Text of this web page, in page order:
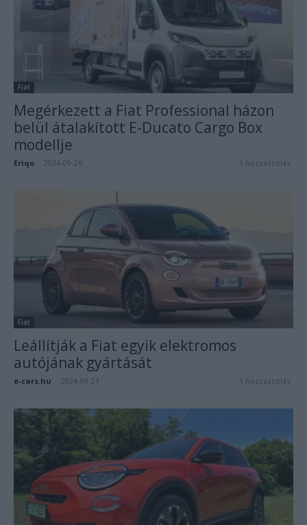
Fiat
Megérkezett a Fiat Professional házon
belül átalakított E-Ducato Cargo Box
modellje
Eriqo 2024-09-26 1 hozzászólás
Fiat
Leállítják a Fiat egyik elektromos
autójának gyártását
e-cars.hu 2024-09-21 1 hozzászólás